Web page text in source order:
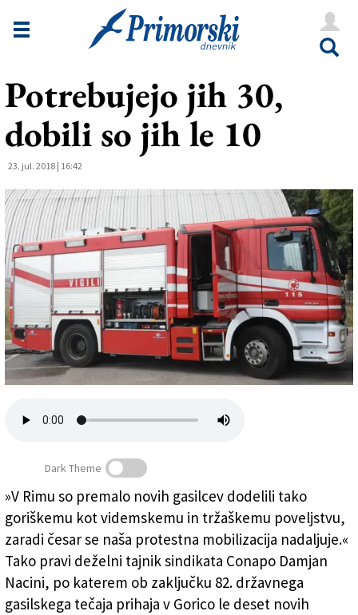
Novice
Goriška
Kultura
Še
Vreme
V Kioskih
Uredništvo
Oglasi
Založnik
Potrebujejo jih 30,
dobili so jih le 10
23. jul. 2018 | 16:42
Potrebujejo jih 30, dobili so jih le 10
Dark Theme
»V Rimu so premalo novih gasilcev dodelili tako
goriškemu kot videmskemu in tržaškemu poveljstvu,
zaradi česar se naša protestna mobilizacija nadaljuje.«
Tako pravi deželni tajnik sindikata Conapo Damjan
Nacini, po katerem ob zaključku 82. državnega
gasilskega tečaja prihaja v Gorico le deset novih